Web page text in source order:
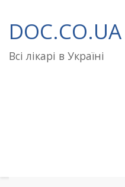
до
вмісту
DOC.CO.UA
Всі лікарі в Україні